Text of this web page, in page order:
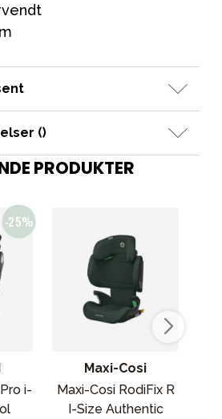
()
PRODUKTER
i-
Maxi-Cosi
Maxi-Cosi RodiFix R
I-Size Authentic